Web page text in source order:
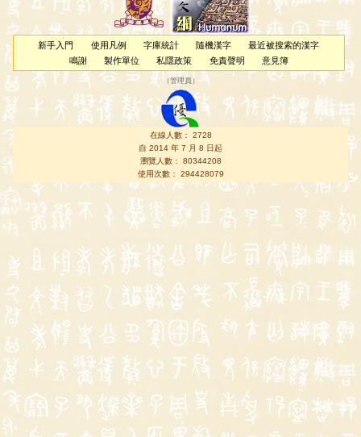
新手入門 使用凡例 字庫統計 隨機漢字
最近被搜索的漢字
鳴謝
製作單位 私隱政策 免責聲明 意見簿
（管理員 ）
在線人數： 2728
自 2014 年 7 月 8 日起
瀏覽人數： 80344208
使用次數： 294428079